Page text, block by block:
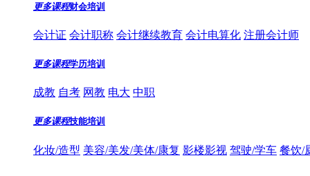
更多课程财会培训
会计证 会计职称 会计继续教育 会计电算化 注册会计师
更多课程学历培训
成教 自考 网教 电大 中职
更多课程技能培训
化妆/造型 美容/美发/美体/康复 影楼影视 驾驶/学车 餐饮/